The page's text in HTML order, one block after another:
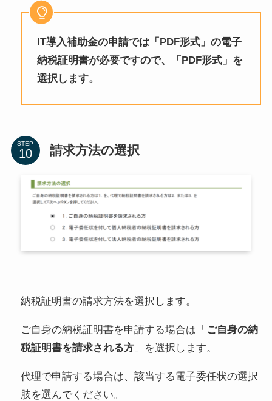
IT導入補助金の申請では「PDF形式」の電子
納税証明書が必要ですので、「PDF形式」を
選択します。
STEP 請求方法の選択
納税証明書の請求方法を選択します。
ご自身の納税証明書を申請する場合は「 ご自身の納
税証明書を請求される方」を選択します。
代理で申請する場合は、該当する電子委任状の選択
肢を選んでください。